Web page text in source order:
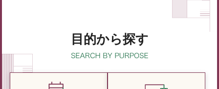
目的から探す